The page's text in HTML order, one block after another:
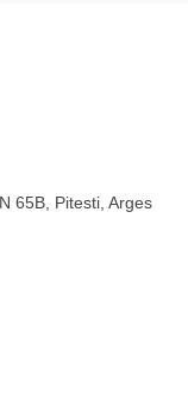
65B, Pitesti, Arges